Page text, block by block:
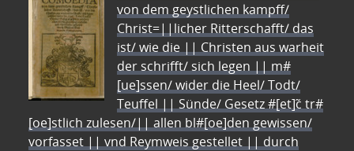
von dem geystlichen kampff/
Christ=||licher Ritterschafft/ das
ist/ wie die || Christen aus warheit
der schrifft/ sich legen || m#
[ue]ssen/ wider die Heel/ Todt/
Teuffel || Sünde/ Gesetz #[et]c̃ tr#
[oe]stlich zulesen/|| allen bl#[oe]den gewissen/
vorfasset || vnd Reymweis gestellet || durch